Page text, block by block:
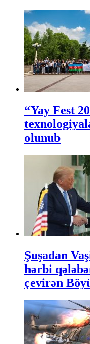
“Yay Fest
olunub
Şuşadan
hərbi
çevirən